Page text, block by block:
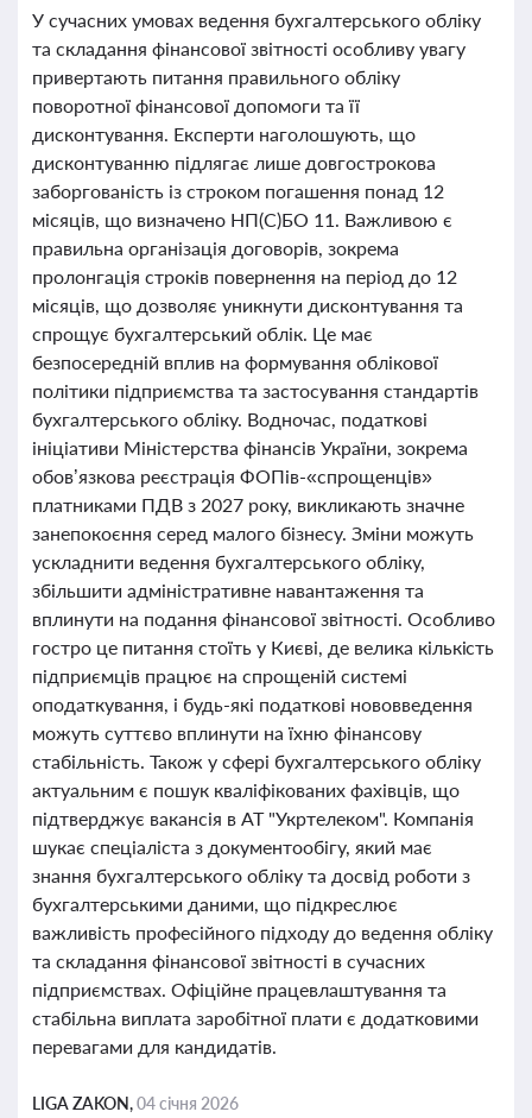
У сучасних умовах ведення бухгалтерського обліку
та складання фінансової звітності особливу увагу
привертають питання правильного обліку
поворотної фінансової допомоги та її
дисконтування. Експерти наголошують, що
дисконтуванню підлягає лише довгострокова
заборгованість із строком погашення понад 12
місяців, що визначено НП(С)БО 11. Важливою є
правильна організація договорів, зокрема
пролонгація строків повернення на період до 12
місяців, що дозволяє уникнути дисконтування та
спрощує бухгалтерський облік. Це має
безпосередній вплив на формування облікової
політики підприємства та застосування стандартів
бухгалтерського обліку. Водночас, податкові
ініціативи Міністерства фінансів України, зокрема
обов’язкова реєстрація ФОПів-«спрощенців»
платниками ПДВ з 2027 року, викликають значне
занепокоєння серед малого бізнесу. Зміни можуть
ускладнити ведення бухгалтерського обліку,
збільшити адміністративне навантаження та
вплинути на подання фінансової звітності. Особливо
гостро це питання стоїть у Києві, де велика кількість
підприємців працює на спрощеній системі
оподаткування, і будь-які податкові нововведення
можуть суттєво вплинути на їхню фінансову
стабільність. Також у сфері бухгалтерського обліку
актуальним є пошук кваліфікованих фахівців, що
підтверджує вакансія в АТ "Укртелеком". Компанія
шукає спеціаліста з документообігу, який має
знання бухгалтерського обліку та досвід роботи з
бухгалтерськими даними, що підкреслює
важливість професійного підходу до ведення обліку
та складання фінансової звітності в сучасних
підприємствах. Офіційне працевлаштування та
стабільна виплата заробітної плати є додатковими
перевагами для кандидатів.
LIGA ZAKON,04 січня 2026